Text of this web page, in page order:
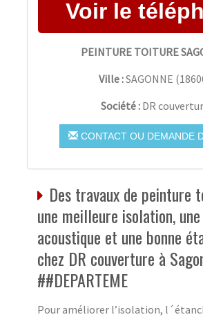
PEINTURE TOITURE
Ville :SAGONNE (
Société : DR
CONTACT OU DEMANDE
Des travaux de peinture
une meilleure isolation,
acoustique et une bonne
chez DR couverture à
##DEPARTEME
Pour améliorer l’isolation,